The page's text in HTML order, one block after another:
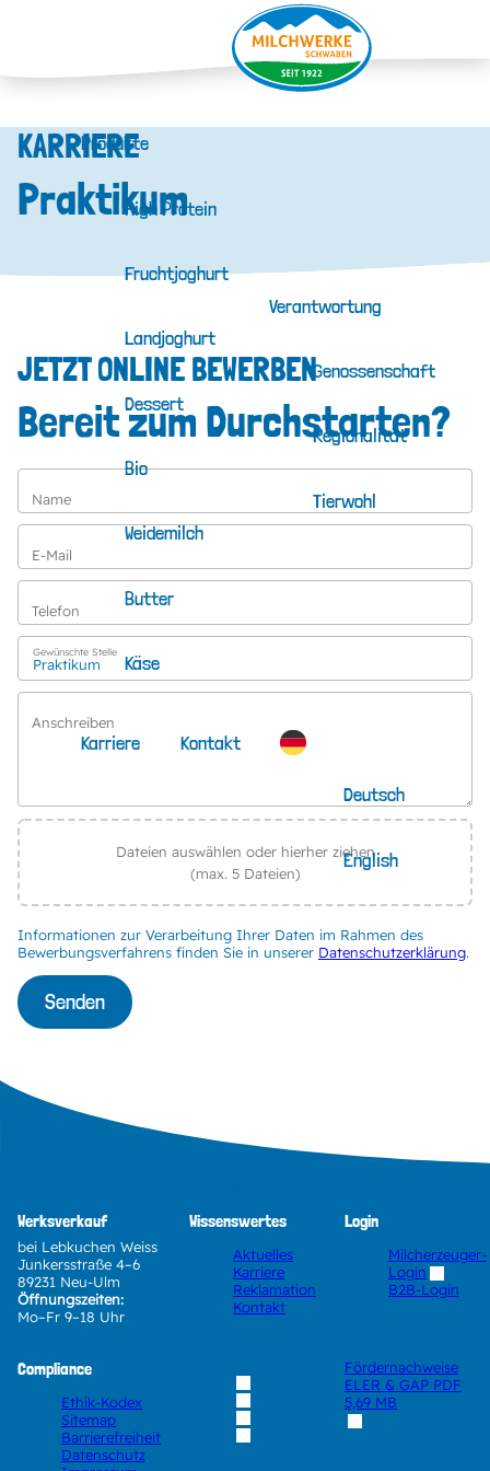
Produkte
High Protein
Fruchtjoghurt
Landjoghurt
Dessert
Bio
Weidemilch
Butter
Käse
Verantwortung
Genossenschaft
Regionalität
Tierwohl
Karriere Kontakt
Deutsch
English
KARRIERE
Praktikum
JETZT ONLINE BEWERBEN
Bereit zum Durchstarten?
Name
E-Mail
Telefon
Gewünschte Stelle
Anschreiben
Dateien auswählen oder hierher ziehen
(max. 5 Dateien)
Informationen zur Verarbeitung Ihrer Daten im Rahmen des
Bewerbungsverfahrens finden Sie in unserer Datenschutzerklärung.
Senden
Werksverkauf
bei Lebkuchen Weiss
Junkersstraße 4–6
89231 Neu-Ulm
Öffnungszeiten:
Mo–Fr 9–18 Uhr
Wissenswertes
Aktuelles
Karriere
Reklamation
Kontakt
Login
Milcherzeuger-
Login
B2B-Login
Compliance
Ethik-Kodex
Sitemap
Barrierefreiheit
Datenschutz
Fördernachweise
ELER & GAP PDF
5,69 MB